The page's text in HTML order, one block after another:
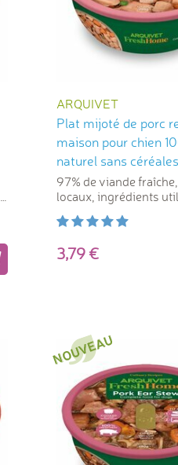
ARQUIVET
Plat mijoté de porc
maison pour chien
naturel sans
Arquivet
97% de viande
locaux, ingrédients
3,79